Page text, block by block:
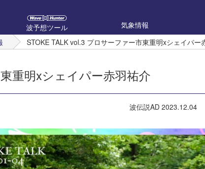
波予想ツール
気象情報
STOKE TALK vol.3 プロサーファー市東重明xシェイパー
重明xシェイパー赤羽祐介
波伝説AD 2023.12.04